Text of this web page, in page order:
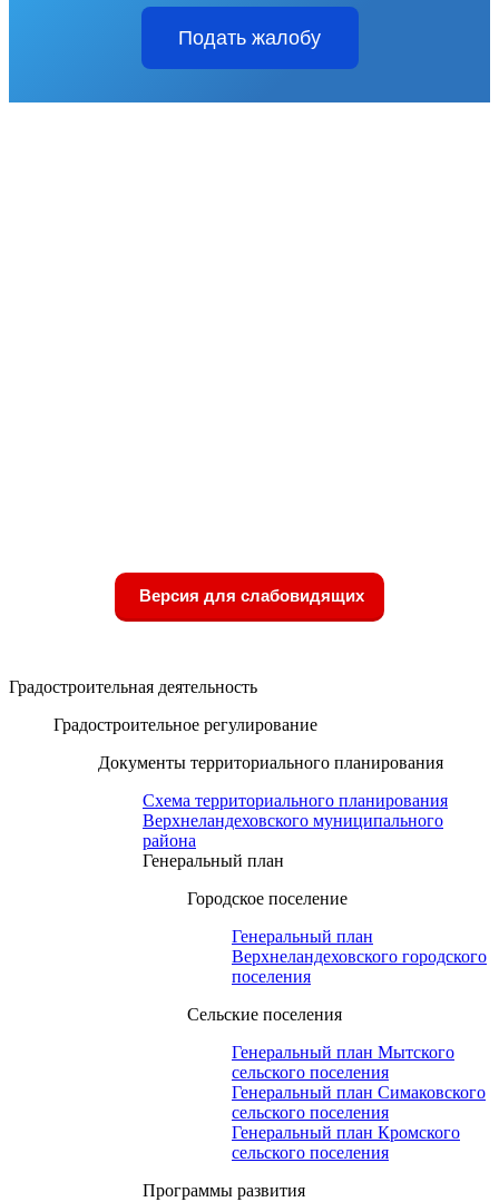
Подать жалобу
Версия для слабовидящих
Градостроительная деятельность
Градостроительное регулирование
Документы территориального планирования
Схема территориального планирования
Верхнеландеховского муниципального
района
Генеральный план
Городское поселение
Генеральный план
Верхнеландеховского городского
поселения
Сельские поселения
Генеральный план Мытского
сельского поселения
Генеральный план Симаковского
сельского поселения
Генеральный план Кромского
сельского поселения
Программы развития